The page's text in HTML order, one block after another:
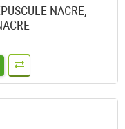
NACRE,